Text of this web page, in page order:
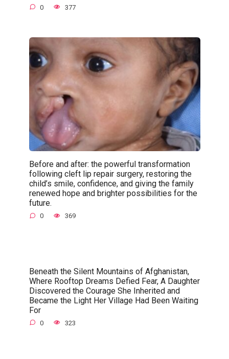
0 377
Before and after: the powerful transformation
following cleft lip repair surgery, restoring the
child’s smile, confidence, and giving the family
renewed hope and brighter possibilities for the
future.
0 369
Beneath the Silent Mountains of Afghanistan,
Where Rooftop Dreams Defied Fear, A Daughter
Discovered the Courage She Inherited and
Became the Light Her Village Had Been Waiting
For
0 323